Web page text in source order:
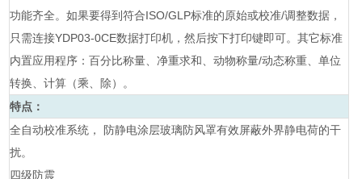
功能齐全。如果要得到符合ISO/GLP标准的原始或校准/调整数据，
只需连接YDP03-0CE数据打印机，然后按下打印键即可。其它标准
内置应用程序：百分比称量、净重求和、动物称量/动态称重、单位
转换、计算（乘、除）。
特点：
全自动校准系统， 防静电涂层玻璃防风罩有效屏蔽外界静电荷的干
扰。
四级防震